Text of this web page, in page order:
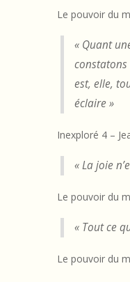
l
i
r
a
p
h
i
e
Le pouvoir du
« Quant
constatons
est, elle,
éclaire »
Inexploré 4 –
« La joie
Le pouvoir du
« Tout ce
Le pouvoir du